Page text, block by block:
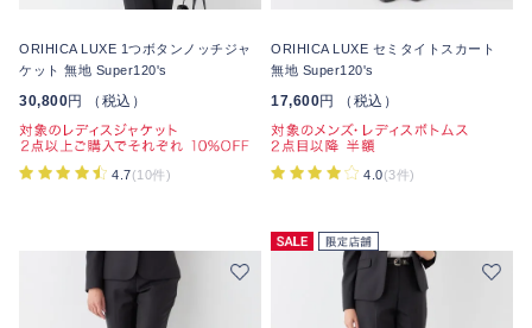
ORIHICA LUXE 1つボタンノッチジャ
ケット 無地 Super120's
30,800円 （税込）
4.7(10件)
ORIHICA LUXE セミタイトスカート
無地 Super120's
17,600円 （税込）
4.0(3件)